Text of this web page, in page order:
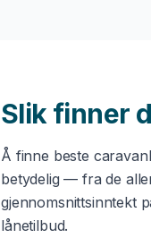
Slik finner
Å finne beste
betydelig — fra de
gjennomsnittsinntekt
lånetilbud.